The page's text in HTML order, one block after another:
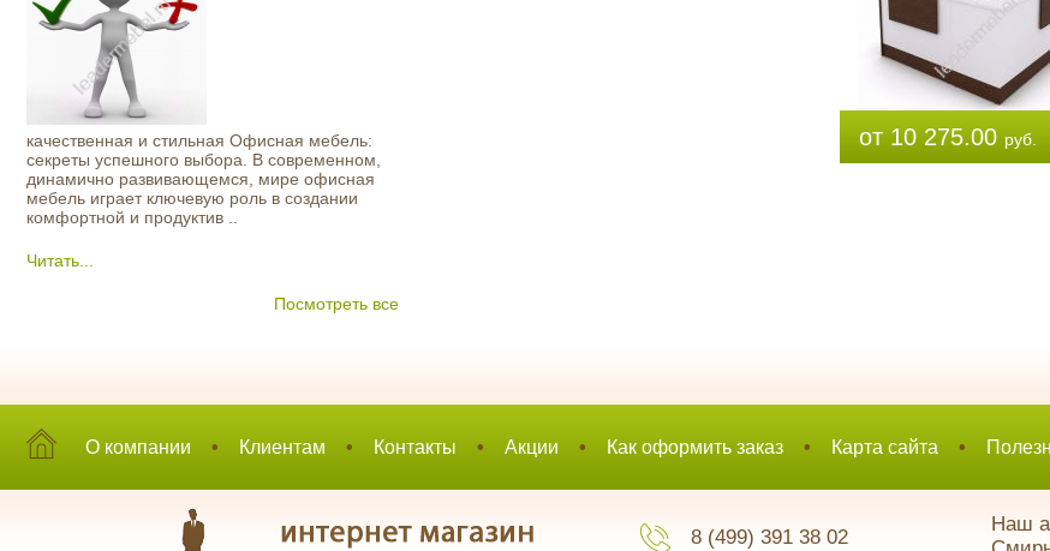
качественная и стильная Офисная мебель:
секреты успешного выбора. В современном,
динамично развивающемся, мире офисная
мебель играет ключевую роль в создании
комфортной и продуктив ..
Читать...
Посмотреть все
от 10 275.00 руб.
О компании • Клиентам • Контакты • Акции • Как оформить заказ • Карта сайта •
8 (499) 391 38 02
Наш